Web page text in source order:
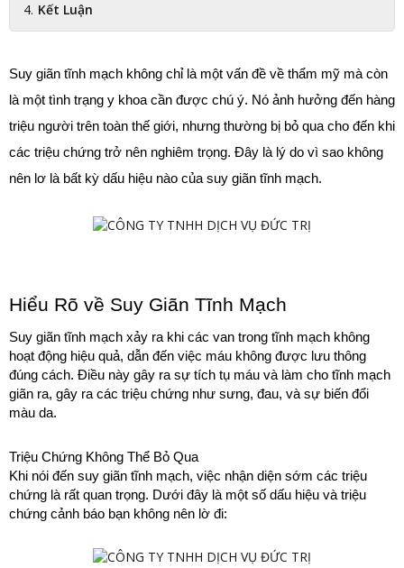
Kết Luận
Suy giãn tĩnh mạch không chỉ là một vấn đề về thẩm mỹ mà còn
là một tình trạng y khoa cần được chú ý. Nó ảnh hưởng đến hàng
triệu người trên toàn thế giới, nhưng thường bị bỏ qua cho đến khi
các triệu chứng trở nên nghiêm trọng. Đây là lý do vì sao không
nên lơ là bất kỳ dấu hiệu nào của suy giãn tĩnh mạch.
Hiểu Rõ về Suy Giãn Tĩnh Mạch
Suy giãn tĩnh mạch xảy ra khi các van trong tĩnh mạch không
hoạt động hiệu quả, dẫn đến việc máu không được lưu thông
đúng cách. Điều này gây ra sự tích tụ máu và làm cho tĩnh mạch
giãn ra, gây ra các triệu chứng như sưng, đau, và sự biến đổi
màu da.
Triệu Chứng Không Thể Bỏ Qua
Khi nói đến suy giãn tĩnh mạch, việc nhận diện sớm các triệu
chứng là rất quan trọng. Dưới đây là một số dấu hiệu và triệu
chứng cảnh báo bạn không nên lờ đi: